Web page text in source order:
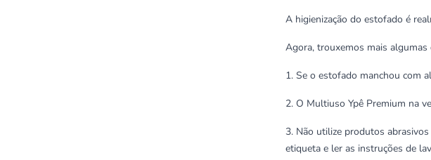
A higienização do estofado é
Agora, trouxemos mais algumas
1. Se o estofado manchou com
2. O Multiuso Ypê Premium na
3. Não utilize produtos abrasivos
etiqueta e ler as instruções de